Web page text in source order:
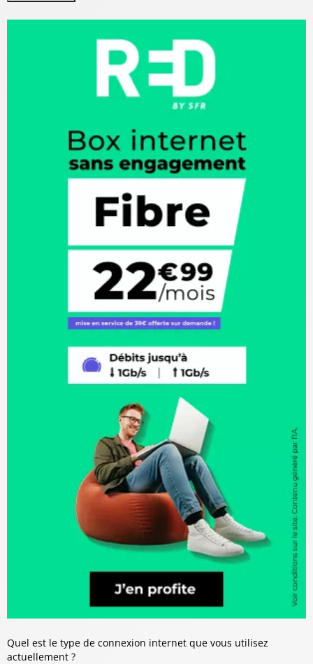
Quel est le type de connexion internet que vous utilisez
actuellement ?